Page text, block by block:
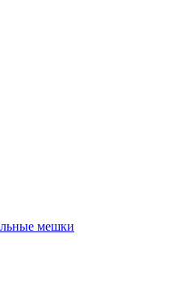
мешки